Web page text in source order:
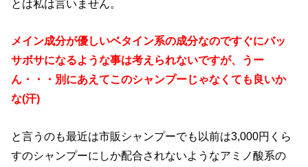
とは私は言いません。
メイン成分が優しいベタイン系の成分なのですぐにバッ
サボサになるような事は考えられないですが、うー
ん・・・別にあえてこのシャンプーじゃなくても良いか
な(汗)
と言うのも最近は市販シャンプーでも以前は3,000円くら
すのシャンプーにしか配合されないようなアミノ酸系の